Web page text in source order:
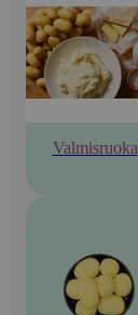
Valmisruoka